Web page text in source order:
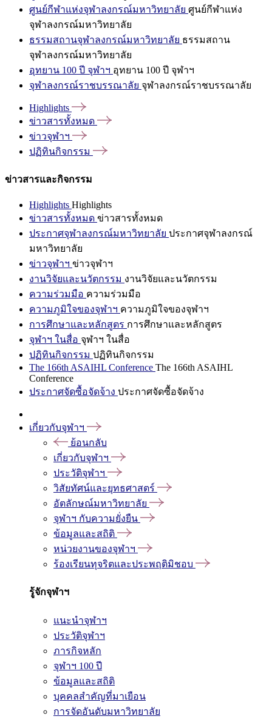
ศูนย์กีฬาแห่งจุฬาลงกรณ์มหาวิทยาลัย ศูนย์กีฬาแห่ง
จุฬาลงกรณ์มหาวิทยาลัย
ธรรมสถานจุฬาลงกรณ์มหาวิทยาลัย ธรรมสถาน
จุฬาลงกรณ์มหาวิทยาลัย
อุทยาน 100 ปี จุฬาฯ อุทยาน 100 ปี จุฬาฯ
จุฬาลงกรณ์ราชบรรณาลัย จุฬาลงกรณ์ราชบรรณาลัย
Highlights
ข่าวสารทั้งหมด
ข่าวจุฬาฯ
ปฏิทินกิจกรรม
ข่าวสารและกิจกรรม
Highlights Highlights
ข่าวสารทั้งหมด ข่าวสารทั้งหมด
ประกาศจุฬาลงกรณ์มหาวิทยาลัย ประกาศจุฬาลงกรณ์
มหาวิทยาลัย
ข่าวจุฬาฯ ข่าวจุฬาฯ
งานวิจัยและนวัตกรรม งานวิจัยและนวัตกรรม
ความร่วมมือ ความร่วมมือ
ความภูมิใจของจุฬาฯ ความภูมิใจของจุฬาฯ
การศึกษาและหลักสูตร การศึกษาและหลักสูตร
จุฬาฯ ในสื่อ จุฬาฯ ในสื่อ
ปฏิทินกิจกรรม ปฏิทินกิจกรรม
The 166th ASAIHL Conference The 166th ASAIHL
Conference
ประกาศจัดซื้อจัดจ้าง ประกาศจัดซื้อจัดจ้าง
เกี่ยวกับจุฬาฯ
ย้อนกลับ
เกี่ยวกับจุฬาฯ
ประวัติจุฬาฯ
วิสัยทัศน์และยุทธศาสตร์
อัตลักษณ์มหาวิทยาลัย
จุฬาฯ กับความยั่งยืน
ข้อมูลและสถิติ
หน่วยงานของจุฬาฯ
ร้องเรียนทุจริตและประพฤติมิชอบ
รู้จักจุฬาฯ
แนะนำจุฬาฯ
ประวัติจุฬาฯ
ภารกิจหลัก
จุฬาฯ 100 ปี
ข้อมูลและสถิติ
บุคคลสำคัญที่มาเยือน
การจัดอันดับมหาวิทยาลัย